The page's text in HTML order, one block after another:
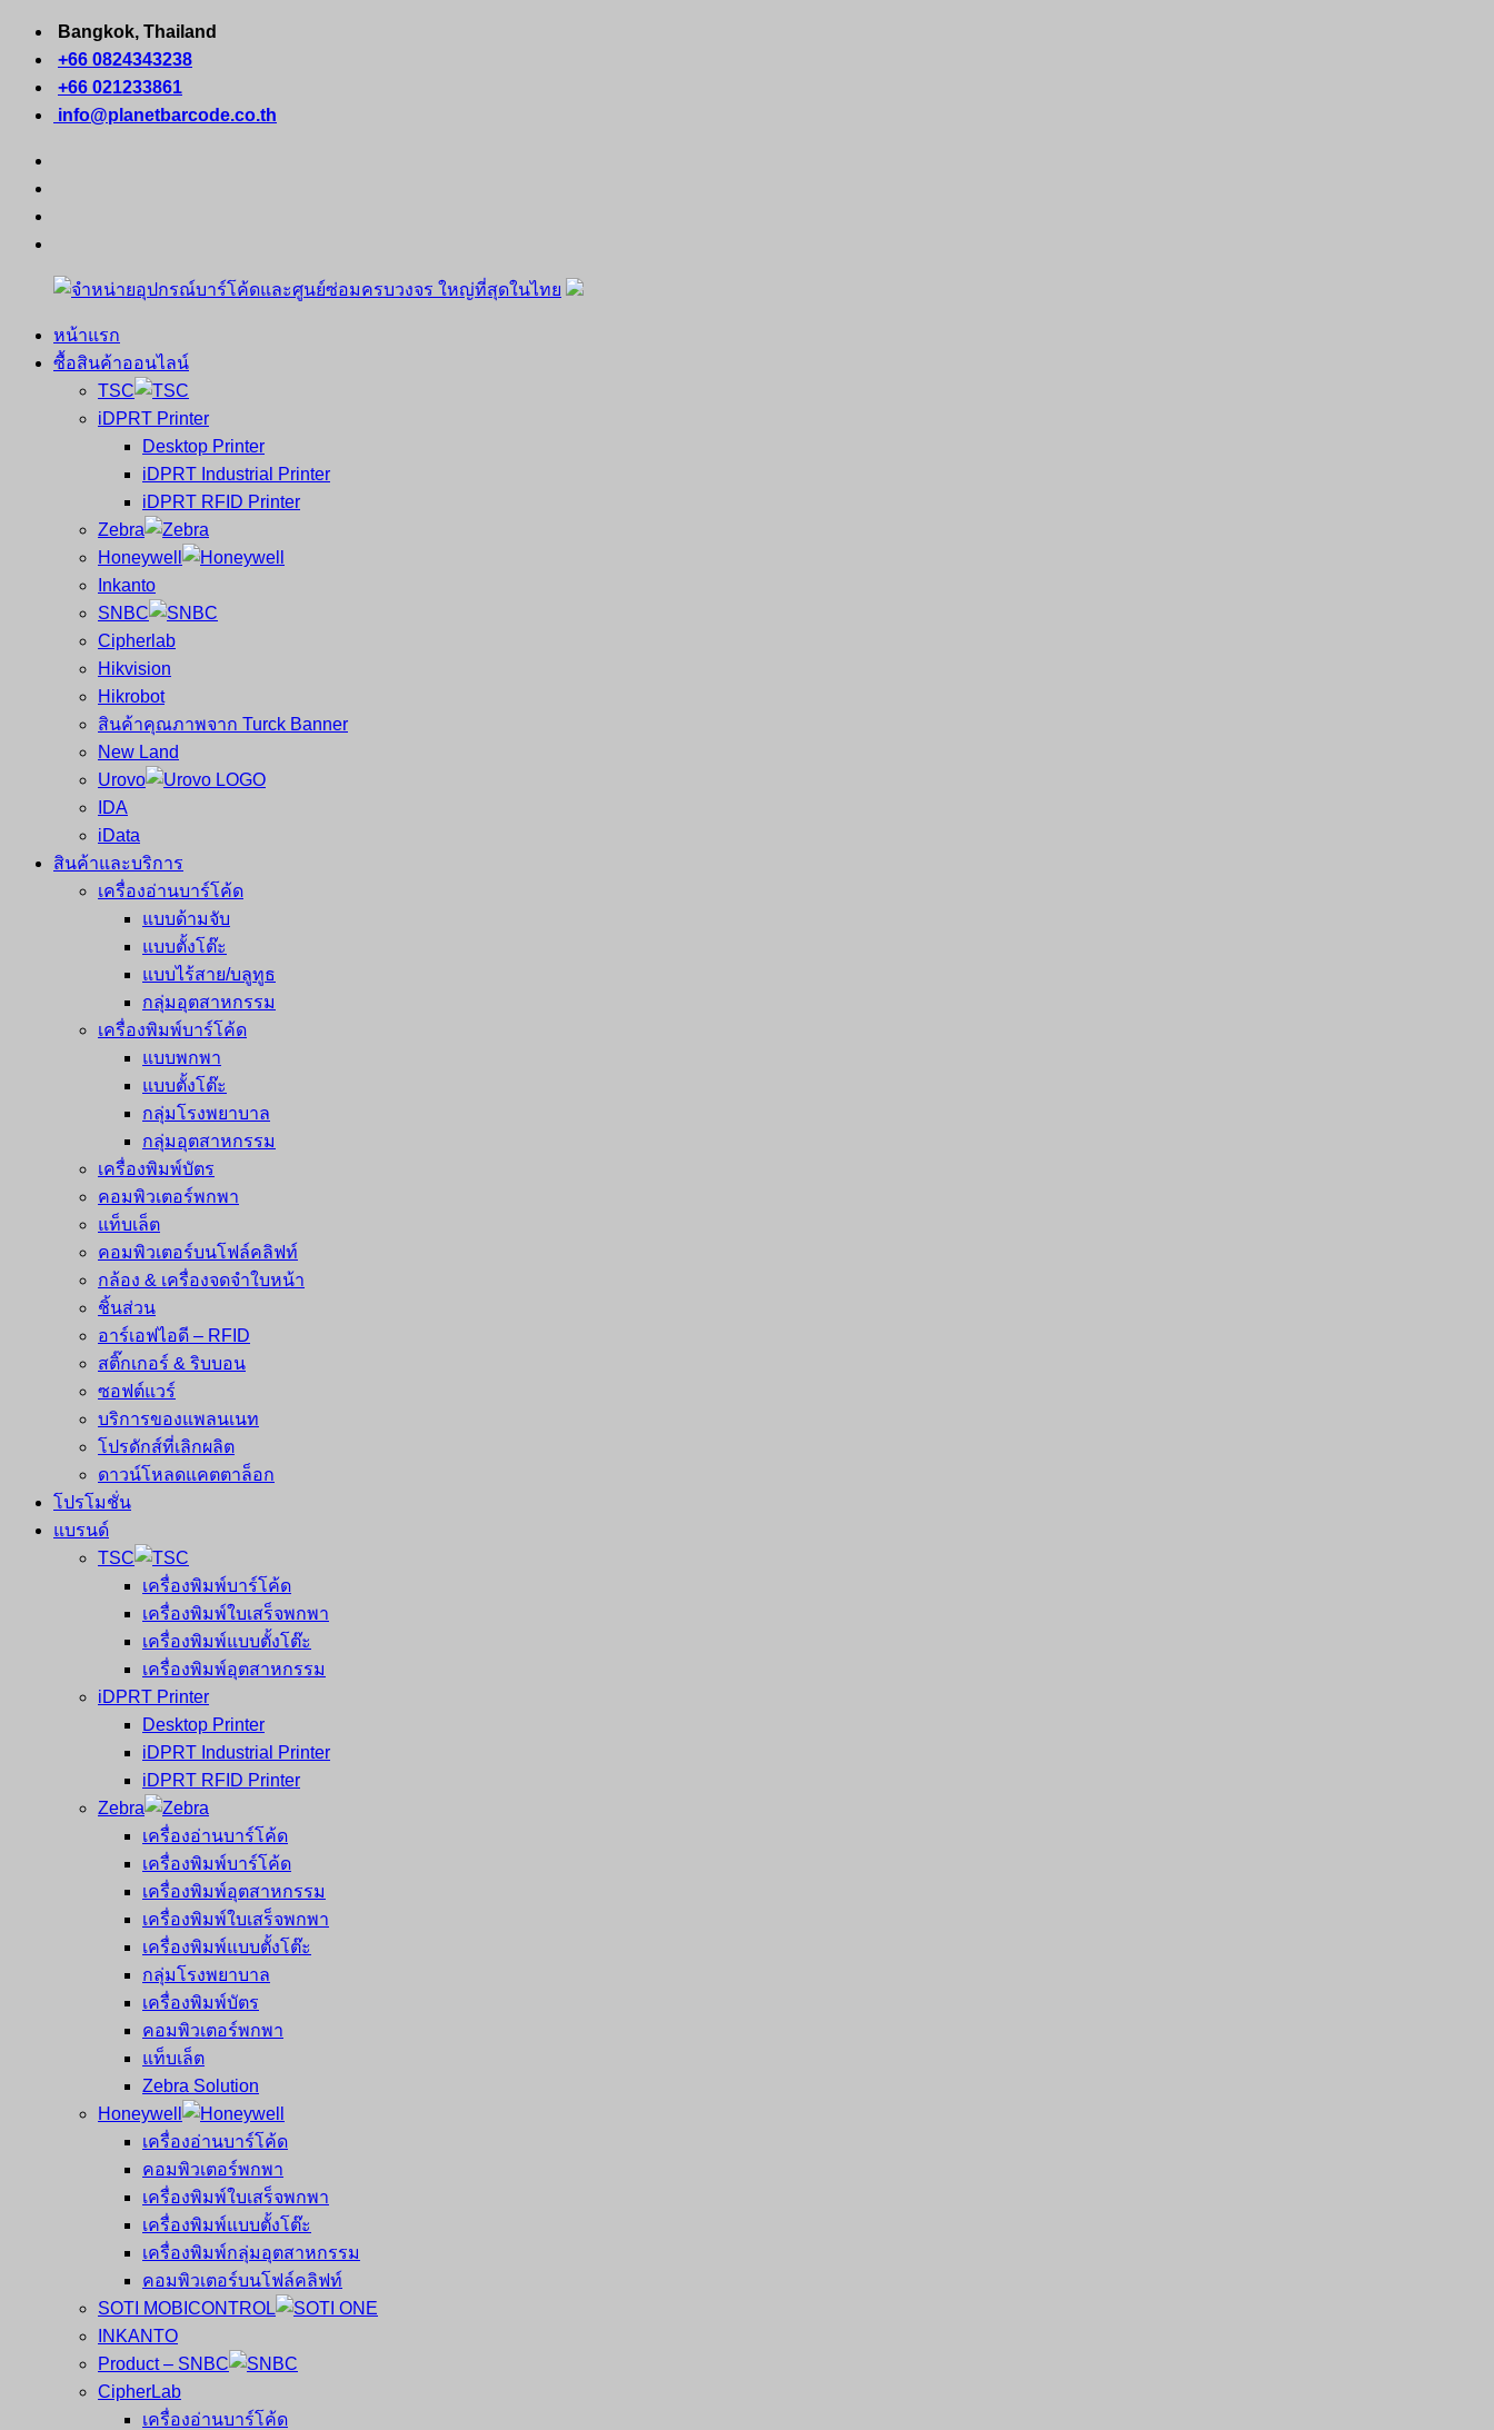
Skip
content
Bangkok, Thailand
+66 0824343238
+66 021233861
info@planetbarcode.co.th
จำหน่าย
คอมพิวเตอร์
หน้าแรก
ซื้อสินค้าออนไลน์
TSC
iDPRT Printer
Desktop Printer
iDPRT Industrial Printer
iDPRT RFID Printer
Zebra
Honeywell
Inkanto
SNBC
Cipherlab
Hikvision
Hikrobot
สินค้าคุณภาพจาก Turck Banner
New Land
Urovo
IDA
iData
สินค้าและบริการ
เครื่องอ่านบาร์โค้ด
แบบด้ามจับ
แบบตั้งโต๊ะ
แบบไร้สาย/บลูทูธ
กลุ่มอุตสาหกรรม
เครื่องพิมพ์บาร์โค้ด
แบบพกพา
แบบตั้งโต๊ะ
กลุ่มโรงพยาบาล
กลุ่มอุตสาหกรรม
เครื่องพิมพ์บัตร
คอมพิวเตอร์พกพา
แท็บเล็ต
คอมพิวเตอร์บนโฟล์คลิฟท์
กล้อง & เครื่องจดจำใบหน้า
ชิ้นส่วน
อาร์เอฟไอดี – RFID
สติ๊กเกอร์ & ริบบอน
ซอฟต์แวร์
บริการของแพลนเนท
โปรดักส์ที่เลิกผลิต
ดาวน์โหลดแคตตาล็อก
โปรโมชั่น
แบรนด์
TSC
เครื่องพิมพ์บาร์โค้ด
เครื่องพิมพ์ใบเสร็จพกพา
เครื่องพิมพ์แบบตั้งโต๊ะ
เครื่องพิมพ์อุตสาหกรรม
iDPRT Printer
Desktop Printer
iDPRT Industrial Printer
iDPRT RFID Printer
Zebra
เครื่องอ่านบาร์โค้ด
เครื่องพิมพ์บาร์โค้ด
เครื่องพิมพ์อุตสาหกรรม
เครื่องพิมพ์ใบเสร็จพกพา
เครื่องพิมพ์แบบตั้งโต๊ะ
กลุ่มโรงพยาบาล
เครื่องพิมพ์บัตร
คอมพิวเตอร์พกพา
แท็บเล็ต
Zebra Solution
Honeywell
เครื่องอ่านบาร์โค้ด
คอมพิวเตอร์พกพา
เครื่องพิมพ์ใบเสร็จพกพา
เครื่องพิมพ์แบบตั้งโต๊ะ
เครื่องพิมพ์กลุ่มอุตสาหกรรม
คอมพิวเตอร์บนโฟล์คลิฟท์
SOTI MOBICONTROL
INKANTO
Product – SNBC
CipherLab
เครื่องอ่านบาร์โค้ด